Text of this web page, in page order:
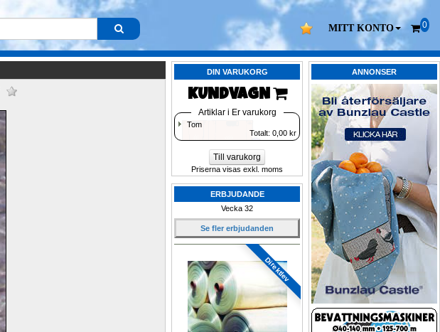
MITT KONTO 0
ANNONSER
DIN VARUKORG
KUNDVAGN
Artiklar i Er varukorg
Tom
Totalt: 0,00 kr
Till varukorg
Priserna visas exkl. moms
ERBJUDANDE
Vecka 32
Se fler erbjudanden
Direktlev